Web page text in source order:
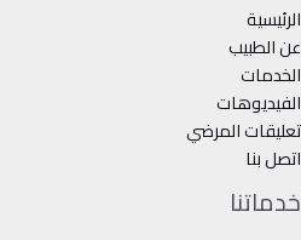
الرئيسية
عن الطبيب
الخدمات
الفيديوهات
تعليقات المرضي
اتصل بنا
خدماتنا